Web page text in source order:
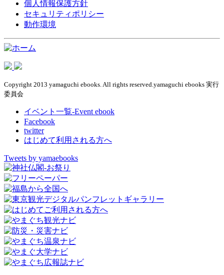
個人情報保護方針
セキュリティポリシー
動作環境
Copyright 2013 yamaguchi ebooks. All rights reserved.yamaguchi ebooks 実行
委員会
イベント一覧-Event ebook
Facebook
twitter
はじめて利用される方へ
Tweets by yamaebooks